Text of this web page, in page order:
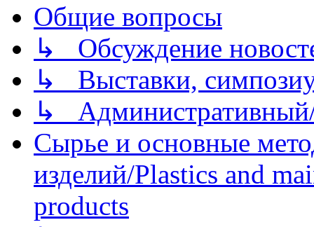
Общие вопросы
↳ Обсуждение
↳ Выставки,
↳
Сырье и основные
изделий/Plastics and
products